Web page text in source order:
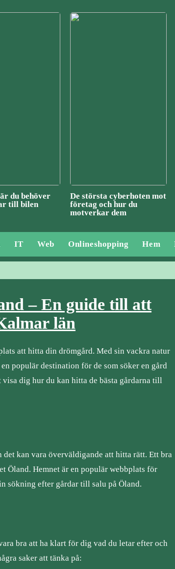
du behöver
till bilen
De största cyberhoten mot
företag och hur du
motverkar dem
IT Web Onlineshopping Hem
– En guide till att
län
att hitta din drömgård. Med sin vackra natur
populär destination för de som söker en gård
dig hur du kan hitta de bästa gårdarna till
kan vara överväldigande att hitta rätt. Ett bra
Öland. Hemnet är en populär webbplats för
sökning efter gårdar till salu på Öland.
bra att ha klart för dig vad du letar efter och
saker att tänka på: